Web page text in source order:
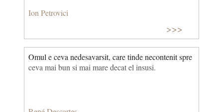
Ion Petrovici
>>>
Omul e ceva nedesavarsit, care tinde necontenit spre
ceva mai bun si mai mare decat el insusi.